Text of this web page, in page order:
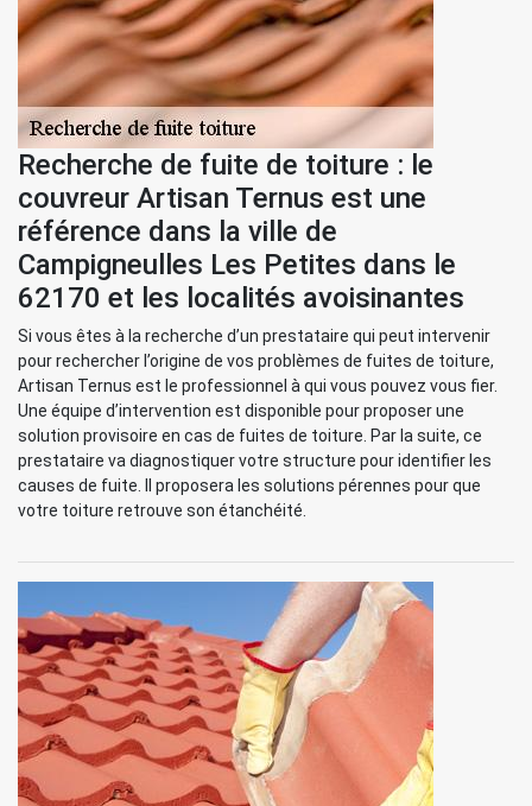
Recherche de fuite de toiture : le
couvreur Artisan Ternus est une
référence dans la ville de
Campigneulles Les Petites dans le
62170 et les localités avoisinantes
Si vous êtes à la recherche d’un prestataire qui peut intervenir
pour rechercher l’origine de vos problèmes de fuites de toiture,
Artisan Ternus est le professionnel à qui vous pouvez vous fier.
Une équipe d’intervention est disponible pour proposer une
solution provisoire en cas de fuites de toiture. Par la suite, ce
prestataire va diagnostiquer votre structure pour identifier les
causes de fuite. Il proposera les solutions pérennes pour que
votre toiture retrouve son étanchéité.